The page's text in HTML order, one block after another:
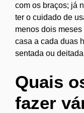
com os braços; já
ter o cuidado de
menos dois
casa a cada duas
sentada ou
Quais
fazer